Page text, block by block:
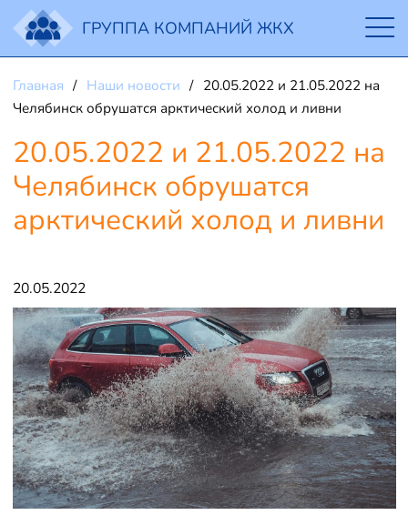
ГРУППА КОМПАНИЙ ЖКХ
Главная Наши новости
20.05.2022 и 21.05.2022 на
Челябинск обрушатся арктический холод и ливни
20.05.2022 и 21.05.2022 на
Челябинск обрушатся
арктический холод и ливни
20.05.2022